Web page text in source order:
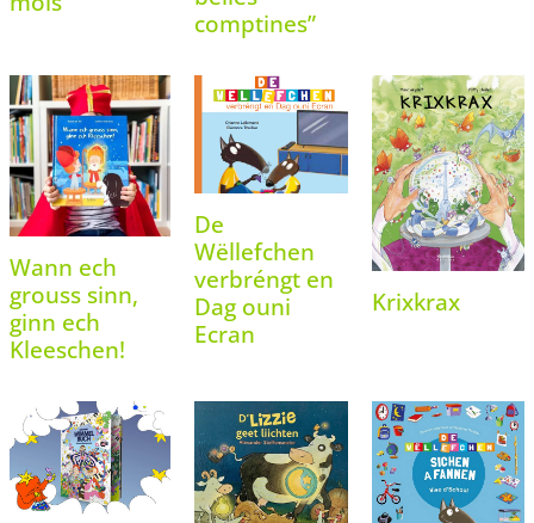
comptines”
Wann ech
grouss sinn,
ginn ech
Kleeschen!
De
Wëllefchen
verbréngt en
Dag ouni
Ecran
Krixkrax